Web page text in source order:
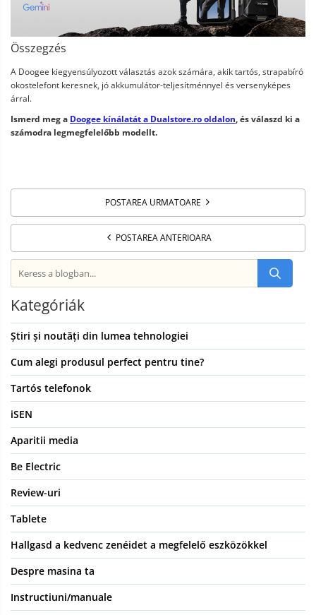
Összegzés
A Doogee kiegyensúlyozott választás azok számára, akik tartós, strapabíró
okostelefont keresnek, jó akkumulátor-teljesítménnyel és versenyképes
árral.
Ismerd meg a Doogee kínálatát a Dualstore.ro oldalon, és válaszd ki a
számodra legmegfelelőbb modellt.
POSTAREA URMATOARE
POSTAREA ANTERIOARA
Kategóriák
Știri și noutăți din lumea tehnologiei
Cum alegi produsul perfect pentru tine?
Tartós telefonok
iSEN
Aparitii media
Be Electric
Review-uri
Tablete
Hallgasd a kedvenc zenéidet a megfelelő eszközökkel
Despre masina ta
Instructiuni/manuale